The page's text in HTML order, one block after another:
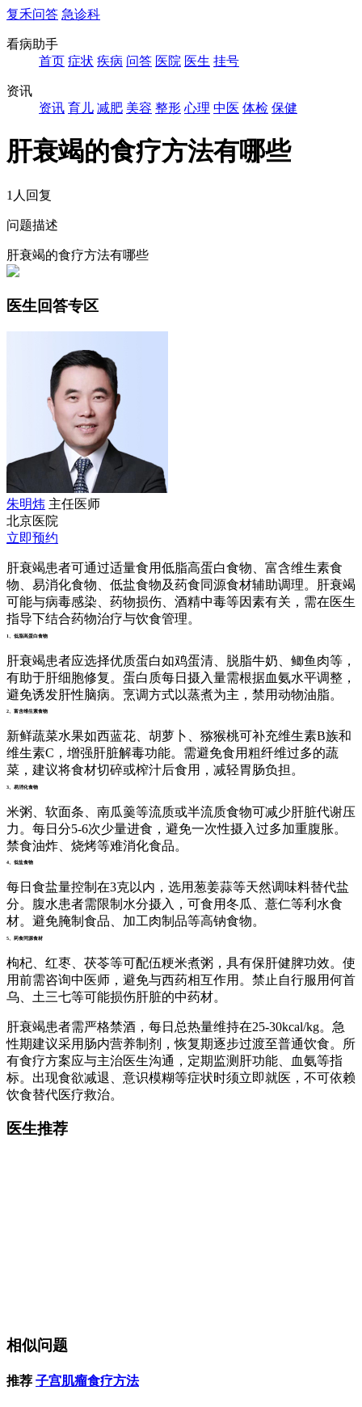
复禾问答 急诊科
看病助手
首页 症状 疾病 问答 医院 医生 挂号
资讯
资讯 育儿 减肥 美容 整形 心理 中医 体检 保健
肝衰竭的食疗方法有哪些
1人回复
问题描述
肝衰竭的食疗方法有哪些
医生回答专区
朱明炜 主任医师
北京医院
立即预约
肝衰竭患者可通过适量食用低脂高蛋白食物、富含维生素食
物、易消化食物、低盐食物及药食同源食材辅助调理。肝衰竭
可能与病毒感染、药物损伤、酒精中毒等因素有关，需在医生
指导下结合药物治疗与饮食管理。
1、低脂高蛋白食物
肝衰竭患者应选择优质蛋白如鸡蛋清、脱脂牛奶、鲫鱼肉等，
有助于肝细胞修复。蛋白质每日摄入量需根据血氨水平调整，
避免诱发肝性脑病。烹调方式以蒸煮为主，禁用动物油脂。
2、富含维生素食物
新鲜蔬菜水果如西蓝花、胡萝卜、猕猴桃可补充维生素B族和
维生素C，增强肝脏解毒功能。需避免食用粗纤维过多的蔬
菜，建议将食材切碎或榨汁后食用，减轻胃肠负担。
3、易消化食物
米粥、软面条、南瓜羹等流质或半流质食物可减少肝脏代谢压
力。每日分5-6次少量进食，避免一次性摄入过多加重腹胀。
禁食油炸、烧烤等难消化食品。
4、低盐食物
每日食盐量控制在3克以内，选用葱姜蒜等天然调味料替代盐
分。腹水患者需限制水分摄入，可食用冬瓜、薏仁等利水食
材。避免腌制食品、加工肉制品等高钠食物。
5、药食同源食材
枸杞、红枣、茯苓等可配伍粳米煮粥，具有保肝健脾功效。使
用前需咨询中医师，避免与西药相互作用。禁止自行服用何首
乌、土三七等可能损伤肝脏的中药材。
肝衰竭患者需严格禁酒，每日总热量维持在25-30kcal/kg。急
性期建议采用肠内营养制剂，恢复期逐步过渡至普通饮食。所
有食疗方案应与主治医生沟通，定期监测肝功能、血氨等指
标。出现食欲减退、意识模糊等症状时须立即就医，不可依赖
饮食替代医疗救治。
医生推荐
相似问题
推荐 子宫肌瘤食疗方法